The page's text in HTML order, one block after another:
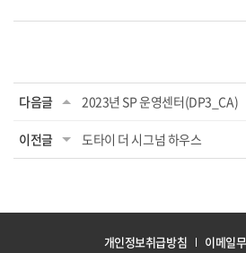
다음글 2023년 SP 운영센터(DP3_CA)
이전글 도타이 더 시그넘 하우스
개인정보취급방침 이메일